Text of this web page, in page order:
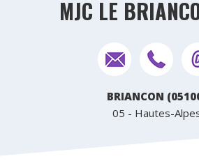
MJC LE
BRIANCON
05 - Hautes-